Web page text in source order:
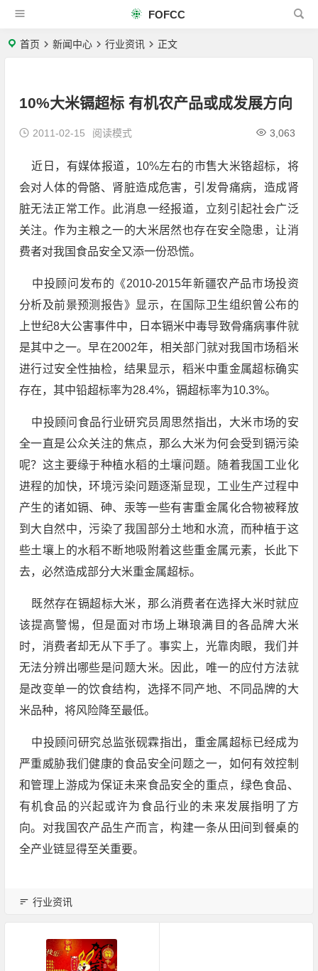
FOFCC
首页 新闻中心 行业资讯 正文
10%大米镉超标 有机农产品或成发展方向
2011-02-15 3,063
阅读模式
近日，有媒体报道，10%左右的市售大米铬超标，将
会对人体的骨骼、肾脏造成危害，引发骨痛病，造成肾
脏无法正常工作。此消息一经报道，立刻引起社会广泛
关注。作为主粮之一的大米居然也存在安全隐患，让消
费者对我国食品安全又添一份恐慌。
中投顾问发布的《2010-2015年新疆农产品市场投资
分析及前景预测报告》显示，在国际卫生组织曾公布的
上世纪8大公害事件中，日本镉米中毒导致骨痛病事件就
是其中之一。早在2002年，相关部门就对我国市场稻米
进行过安全性抽检，结果显示，稻米中重金属超标确实
存在，其中铅超标率为28.4%，镉超标率为10.3%。
中投顾问食品行业研究员周思然指出，大米市场的安
全一直是公众关注的焦点，那么大米为何会受到镉污染
呢？这主要缘于种植水稻的土壤问题。随着我国工业化
进程的加快，环境污染问题逐渐显现，工业生产过程中
产生的诸如镉、砷、汞等一些有害重金属化合物被释放
到大自然中，污染了我国部分土地和水流，而种植于这
些土壤上的水稻不断地吸附着这些重金属元素，长此下
去，必然造成部分大米重金属超标。
既然存在镉超标大米，那么消费者在选择大米时就应
该提高警惕，但是面对市场上琳琅满目的各品牌大米
时，消费者却无从下手了。事实上，光靠肉眼，我们并
无法分辨出哪些是问题大米。因此，唯一的应付方法就
是改变单一的饮食结构，选择不同产地、不同品牌的大
米品种，将风险降至最低。
中投顾问研究总监张砚霖指出，重金属超标已经成为
严重威胁我们健康的食品安全问题之一，如何有效控制
和管理上游成为保证未来食品安全的重点，绿色食品、
有机食品的兴起或许为食品行业的未来发展指明了方
向。对我国农产品生产而言，构建一条从田间到餐桌的
全产业链显得至关重要。
行业资讯